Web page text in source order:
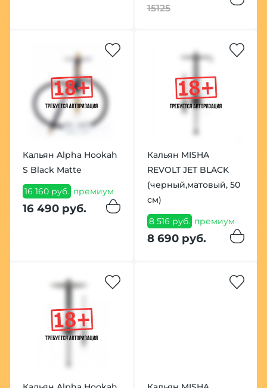
15125
Кальян Alpha Hookah
S Black Matte
16 160 руб. премиум
16 490 руб.
Кальян MISHA
REVOLT JET BLACK
(черный,матовый, 50
см)
8 516 руб. премиум
8 690 руб.